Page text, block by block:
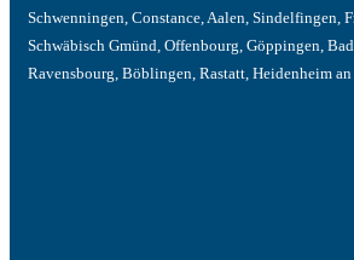
Schwenningen, Constance, Aalen, Sindelfingen,
Schwäbisch Gmünd, Offenbourg, Göppingen,
Ravensbourg, Böblingen, Rastatt, Heidenheim an